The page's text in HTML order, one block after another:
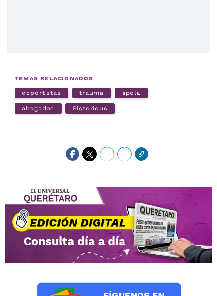
TEMAS RELACIONADOS
deportistas trauma apela
abogados Pistorious